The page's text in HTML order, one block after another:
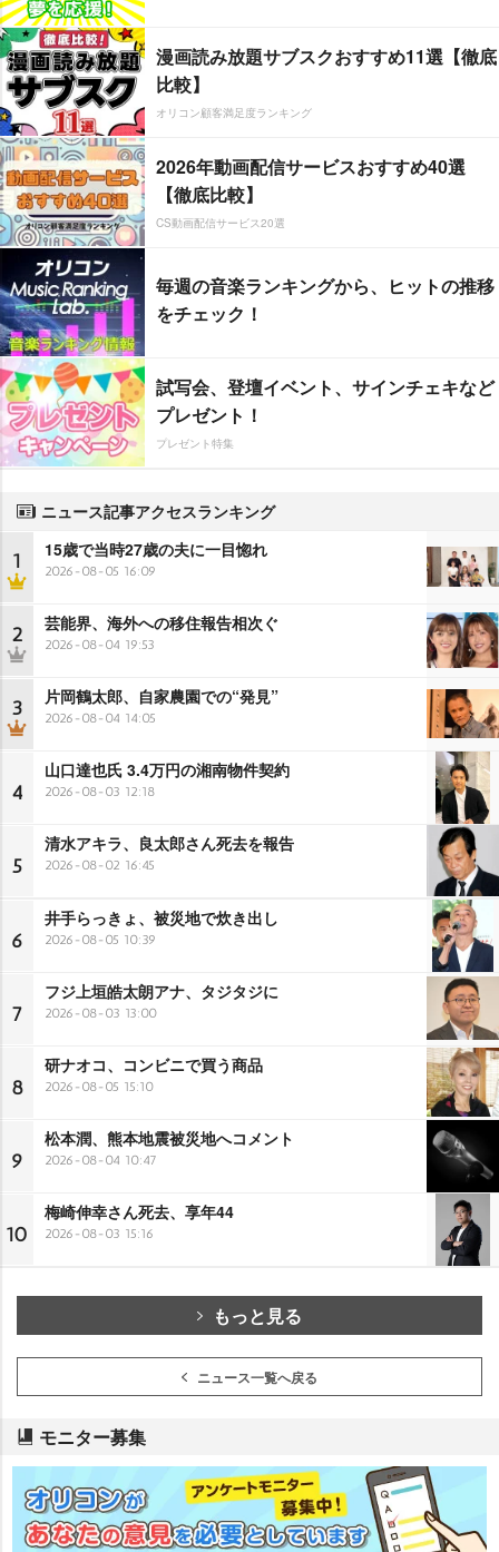
漫画読み放題サブスクおすすめ11選【徹底
比較】
オリコン顧客満足度ランキング
2026年動画配信サービスおすすめ40選
【徹底比較】
CS動画配信サービス20選
毎週の音楽ランキングから、ヒットの推移
をチェック！
試写会、登壇イベント、サインチェキなど
プレゼント！
プレゼント特集
ニュース記事アクセスランキング
1 15歳で当時27歳の夫に一目惚れ
2026-08-05 16:09
2 芸能界、海外への移住報告相次ぐ
2026-08-04 19:53
3 片岡鶴太郎、自家農園での“発見”
2026-08-04 14:05
4
山口達也氏 3.4万円の湘南物件契約
2026-08-03 12:18
5
清水アキラ、良太郎さん死去を報告
2026-08-02 16:45
6
井手らっきょ、被災地で炊き出し
2026-08-05 10:39
7
フジ上垣皓太朗アナ、タジタジに
2026-08-03 13:00
8
研ナオコ、コンビニで買う商品
2026-08-05 15:10
9
松本潤、熊本地震被災地へコメント
2026-08-04 10:47
10
梅崎伸幸さん死去、享年44
2026-08-03 15:16
もっと見る
ニュース一覧へ戻る
モニター募集